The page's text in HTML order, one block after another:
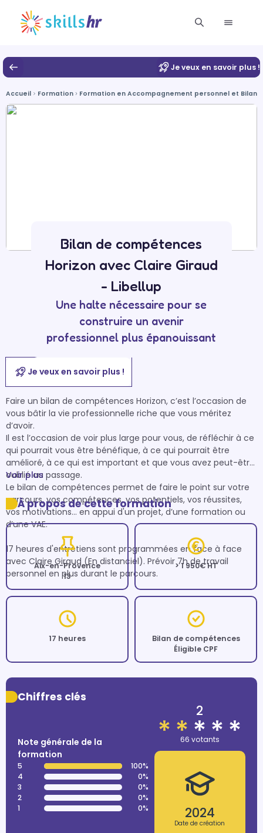
Je veux en savoir plus !
Accueil Formation Formation en Accompagnement personnel et Bilan
Bilan de compétences
Horizon avec Claire Giraud
- Libellup
Une halte nécessaire pour se
construire un avenir
professionnel plus épanouissant
Je veux en savoir plus !
Faire un bilan de compétences Horizon, c’est l’occasion de
vous bâtir la vie professionnelle riche que vous méritez
d’avoir.
Il est l’occasion de voir plus large pour vous, de réfléchir à ce
qui pourrait vous être bénéfique, à ce qui pourrait être
amélioré, à ce qui est important et que vous avez peut-être
oublié au passage.
Le bilan de compétences permet de faire le point sur votre
parcours, vos compétences, vos potentiels, vos réussites,
vos motivations… en appui d'un projet, d’une formation ou
d’une VAE.
17 heures d'entretiens sont programmées en face à face
avec Claire Giraud (En distanciel). Prévoir 7h de travail
personnel en plus durant le parcours.
Voir plus
À propos de cette formation
Aix-en-Provence
13
> 1 950€ HT
17 heures
Bilan de compétences
Éligible CPF
Chiffres clés
Note générale de la
formation
5
100%
4
0%
3
0%
2
0%
1
0%
2
66 votants
2024
Date de création